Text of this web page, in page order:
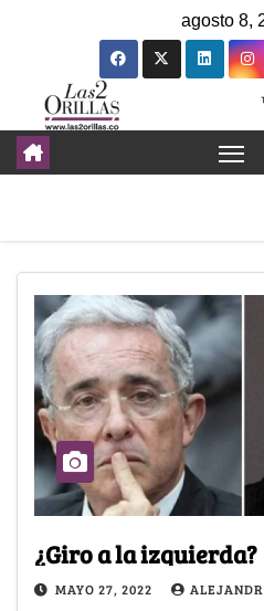
agosto 8,
¿Giro a la izquierda?
MAYO 27, 2022